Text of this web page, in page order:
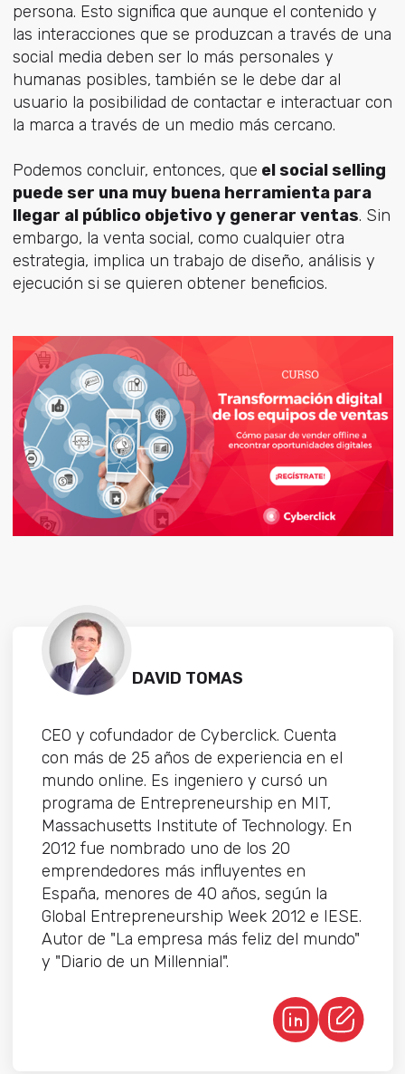
persona. Esto significa que aunque el contenido y
las interacciones que se produzcan a través de una
social media deben ser lo más personales y
humanas posibles, también se le debe dar al
usuario la posibilidad de contactar e interactuar con
la marca a través de un medio más cercano.
Podemos concluir, entonces, que el social selling
puede ser una muy buena herramienta para
llegar al público objetivo y generar ventas. Sin
embargo, la venta social, como cualquier otra
estrategia, implica un trabajo de diseño, análisis y
ejecución si se quieren obtener beneficios.
DAVID TOMAS
CEO y cofundador de Cyberclick. Cuenta
con más de 25 años de experiencia en el
mundo online. Es ingeniero y cursó un
programa de Entrepreneurship en MIT,
Massachusetts Institute of Technology. En
2012 fue nombrado uno de los 20
emprendedores más influyentes en
España, menores de 40 años, según la
Global Entrepreneurship Week 2012 e IESE.
Autor de "La empresa más feliz del mundo"
y "Diario de un Millennial".